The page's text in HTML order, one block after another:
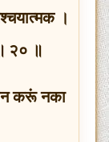
।
२० ॥
करूं नका